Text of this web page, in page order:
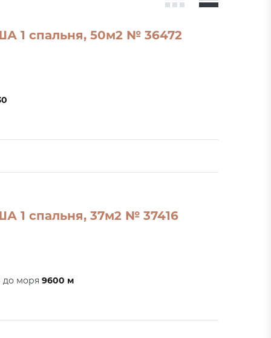
1 спальня, 50м2 № 36472
1 спальня, 37м2 № 37416
до моря 9600 м